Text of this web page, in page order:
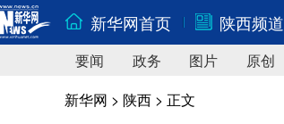
新华网首页 陕西频道
要闻 政务 图片 原创
新华网 > 陕西 > 正文